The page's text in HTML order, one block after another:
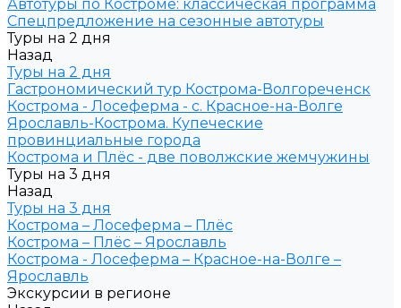
Автотуры по Костроме: классическая программа
Спецпредложение на сезонные автотуры
Туры на 2 дня
Назад
Туры на 2 дня
Гастрономический тур Кострома-Волгореченск
Кострома - Лосеферма - с. Красное-на-Волге
Ярославль-Кострома. Купеческие
провинциальные города
Кострома и Плёс - две поволжские жемчужины
Туры на 3 дня
Назад
Туры на 3 дня
Кострома – Лосеферма – Плёс
Кострома – Плёс – Ярославль
Кострома - Лосеферма – Красное-на-Волге –
Ярославль
Экскурсии в регионе